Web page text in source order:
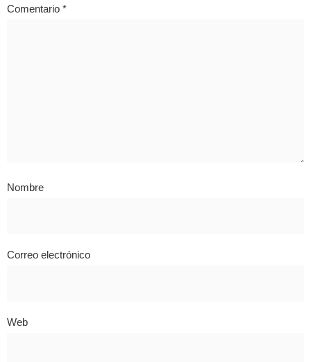
Comentario *
Nombre
Correo electrónico
Web